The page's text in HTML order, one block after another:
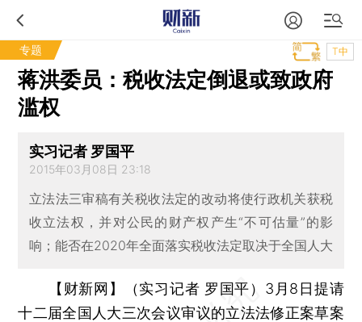
专题 T中
蒋洪委员：税收法定倒退或致政府
滥权
实习记者 罗国平
2015年03月08日 23:18
立法法三审稿有关税收法定的改动将使行政机关获税
收立法权，并对公民的财产权产生“不可估量”的影
响；能否在2020年全面落实税收法定取决于全国人大
【财新网】（实习记者 罗国平） 3月8日提请
十二届全国人大三次会议审议的立法法修正案草案